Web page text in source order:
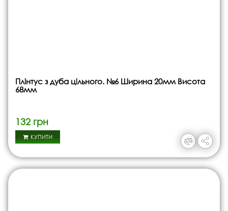
Плінтус з дуба цільного. №6 Ширина 20мм Висота
68мм
132 грн
КУПИТИ